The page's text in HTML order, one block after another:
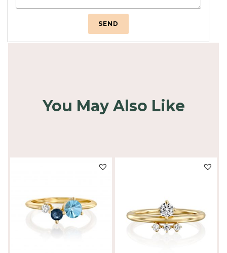
SEND
You May Also Like